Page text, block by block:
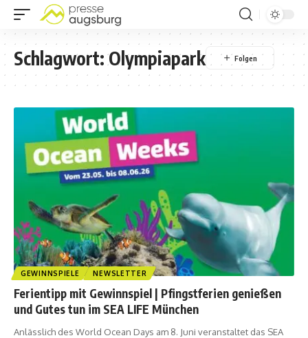
Schlagwort:Olympiapark
GEWINNSPIELE NEWSLETTER
Ferientipp mit Gewinnspiel | Pfingstferien genießen
und Gutes tun im SEA LIFE München
Anlässlich des World Ocean Days am 8. Juni veranstaltet das SEA